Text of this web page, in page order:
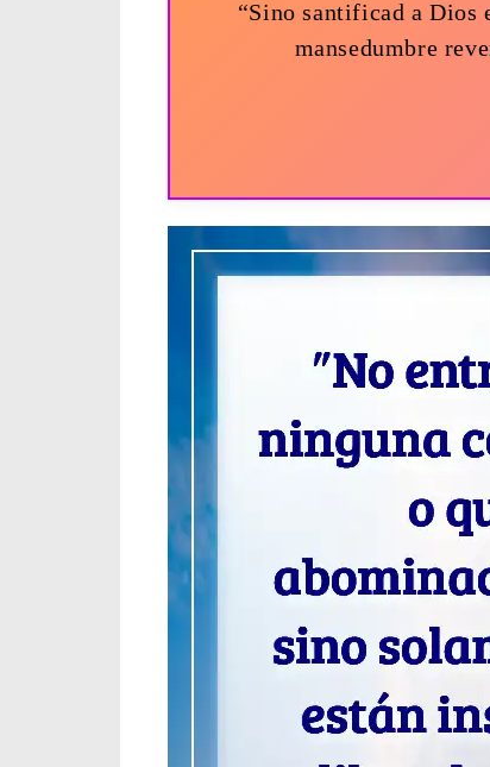
“Sino santificad a Dios
mansedumbre